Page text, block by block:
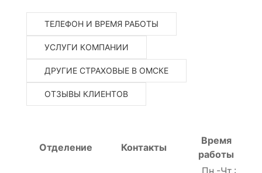
ТЕЛЕФОН И ВРЕМЯ РАБОТЫ
УСЛУГИ КОМПАНИИ
ДРУГИЕ СТРАХОВЫЕ В ОМСКЕ
ОТЗЫВЫ КЛИЕНТОВ
Отделение Контакты
Время
работы
Пн.-Чт.: